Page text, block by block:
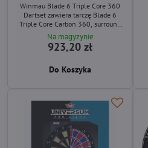
Winmau Blade 6 Triple Core 360
Dartset zawiera tarczę Blade 6
Triple Core Carbon 360, surround
Winmau 360 oraz dwa zestawy
lotek wolframowych Navigator
90%.
Na magyzynie
923,20 zł
Do Koszyka